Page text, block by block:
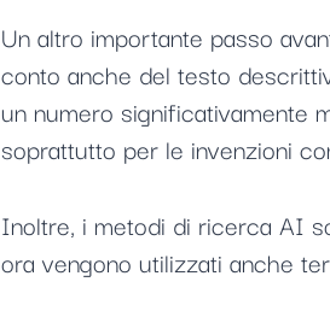
Un altro importante passo
conto anche del testo
un numero significativamente
soprattutto per le invenzioni
Inoltre, i metodi di ricerca AI
ora vengono utilizzati anche